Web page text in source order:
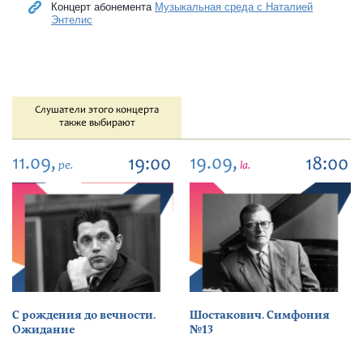
Концерт абонемента Музыкальная среда с Наталией
Энтелис
Слушатели этого концерта
также выбирают
11.09, pe. 19:00
С рождения до вечности.
Ожидание
19.09, la. 18:00
Шостакович. Симфония
№13